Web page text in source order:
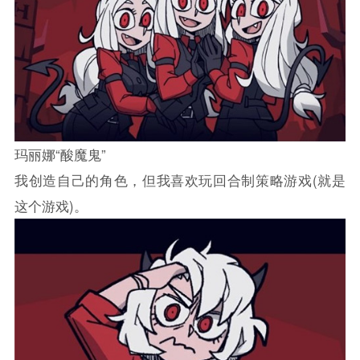
玛丽娜“酸魔鬼”
我创造自己的角色，但我喜欢玩回合制策略游戏(就是
这个游戏)。